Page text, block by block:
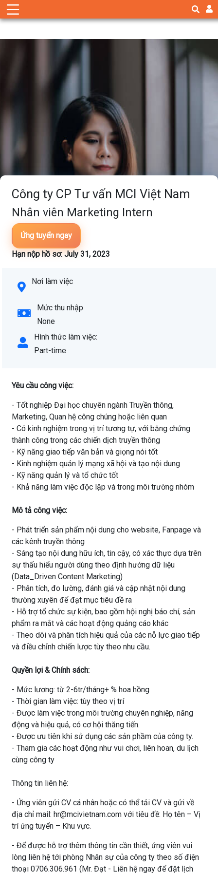
Công ty CP Tư vấn MCI Việt Nam
Nhân viên Marketing Intern
Ứng tuyển ngay
Hạn nộp hồ sơ: July 31, 2023
Nơi làm việc
Mức thu nhập
None
Hình thức làm việc:
Part-time
Yêu cầu công việc:
- Tốt nghiệp Đại học chuyên ngành Truyền thông,
Marketing, Quan hệ công chúng hoặc liên quan
- Có kinh nghiệm trong vị trí tương tự, với bằng chứng
thành công trong các chiến dịch truyền thông
- Kỹ năng giao tiếp văn bản và giọng nói tốt
- Kinh nghiệm quản lý mạng xã hội và tạo nội dung
- Kỹ năng quản lý và tổ chức tốt
- Khả năng làm việc độc lập và trong môi trường nhóm
Mô tả công việc:
- Phát triển sản phẩm nội dung cho website, Fanpage và
các kênh truyền thông
- Sáng tạo nội dung hữu ích, tin cậy, có xác thực dựa trên
sự thấu hiểu người dùng theo định hướng dữ liệu
(Data_Driven Content Marketing)
- Phân tích, đo lường, đánh giá và cập nhật nội dung
thường xuyên để đạt mục tiêu đề ra
- Hỗ trợ tổ chức sự kiện, bao gồm hội nghị báo chí, sản
phẩm ra mắt và các hoạt động quảng cáo khác
- Theo dõi và phân tích hiệu quả của các nỗ lực giao tiếp
và điều chỉnh chiến lược tùy theo nhu cầu.
Quyền lợi & Chính sách:
- Mức lương: từ 2-6tr/tháng+ % hoa hồng
- Thời gian làm việc: tùy theo vị trí
- Được làm việc trong môi trường chuyên nghiệp, năng
động và hiệu quả, có cơ hội thăng tiến.
- Được ưu tiên khi sử dụng các sản phầm của công ty.
- Tham gia các hoạt động như vui chơi, liên hoan, du lịch
cùng công ty
Thông tin liên hệ:
- Ứng viên gửi CV cá nhân hoặc có thể tải CV và gửi về
địa chỉ mail: hr@mcivietnam.com với tiêu đề: Họ tên – Vị
trí ứng tuyển – Khu vực.
- Để được hỗ trợ thêm thông tin cần thiết, ứng viên vui
lòng liên hệ tới phòng Nhân sự của công ty theo số điện
thoại 0706.306.961 (Mr. Đạt - Liên hệ ngay để đặt lịch